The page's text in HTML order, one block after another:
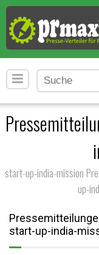
start-up-india-mission
up-
start-up-india-